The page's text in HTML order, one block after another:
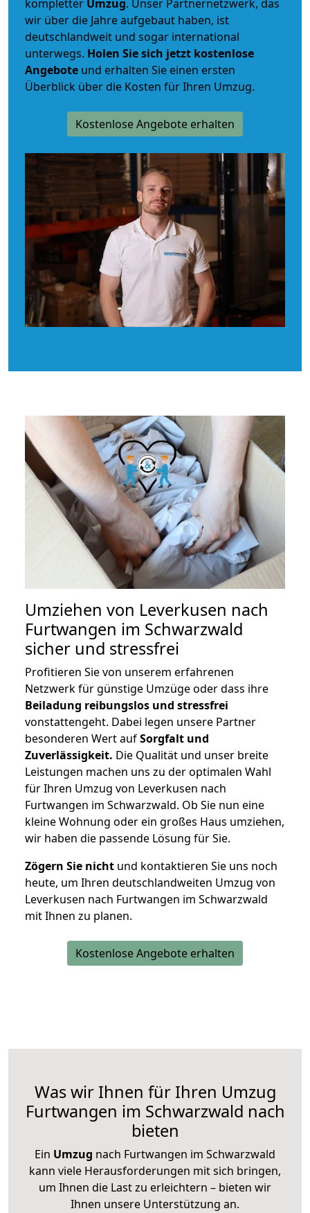
kompletter Umzug. Unser Partnernetzwerk, das
wir über die Jahre aufgebaut haben, ist
deutschlandweit und sogar international
unterwegs. Holen Sie sich jetzt kostenlose
Angebote und erhalten Sie einen ersten
Überblick über die Kosten für Ihren Umzug.
Kostenlose Angebote erhalten
Umziehen von Leverkusen nach
Furtwangen im Schwarzwald
sicher und stressfrei
Profitieren Sie von unserem erfahrenen
Netzwerk für günstige Umzüge oder dass ihre
Beiladung reibungslos und stressfrei
vonstattengeht. Dabei legen unsere Partner
besonderen Wert aufSorgfalt und
Zuverlässigkeit. Die Qualität und unser breite
Leistungen machen uns zu der optimalen Wahl
für Ihren Umzug von Leverkusen nach
Furtwangen im Schwarzwald. Ob Sie nun eine
kleine Wohnung oder ein großes Haus umziehen,
wir haben die passende Lösung für Sie.
Zögern Sie nicht und kontaktieren Sie uns noch
heute, um Ihren deutschlandweiten Umzug von
Leverkusen nach Furtwangen im Schwarzwald
mit Ihnen zu planen.
Kostenlose Angebote erhalten
Was wir Ihnen für Ihren Umzug
Furtwangen im Schwarzwald nach
bieten
Ein Umzug nach Furtwangen im Schwarzwald
kann viele Herausforderungen mit sich bringen,
um Ihnen die Last zu erleichtern – bieten wir
Ihnen unsere Unterstützung an.